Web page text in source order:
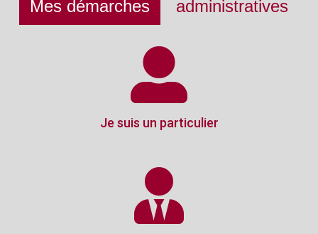
Mes démarches administratives
Je suis un particulier